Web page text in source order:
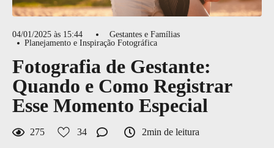
04/01/2025 às 15:44
Gestantes e Famílias
Planejamento e Inspiração Fotográfica
Fotografia de Gestante:
Quando e Como Registrar
Esse Momento Especial
275 34 2min de leitura